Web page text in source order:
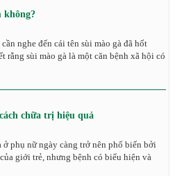
không?
nghe đến cái tên sùi mào gà đã hốt
rằng sùi mào gà là một căn bệnh xã hội có
chữa trị hiệu quả
ở phụ nữ ngày càng trở nên phổ biến bởi
giới trẻ, nhưng bệnh có biểu hiện và